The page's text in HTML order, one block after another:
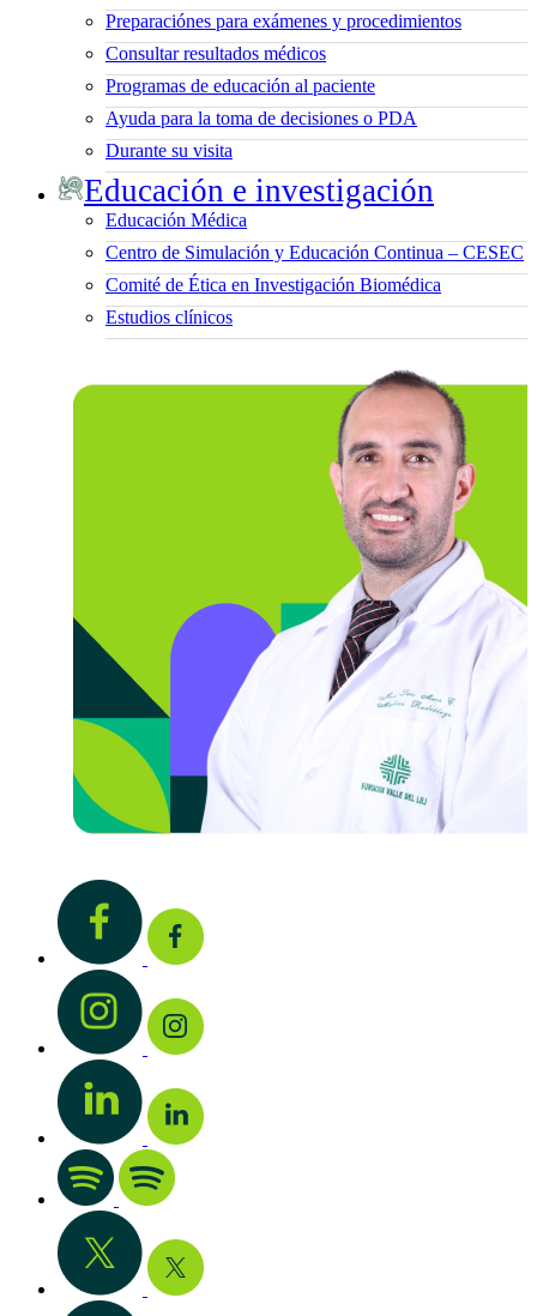
Preparaciónes para exámenes y procedimientos
Consultar resultados médicos
Programas de educación al paciente
Ayuda para la toma de decisiones o PDA
Durante su visita
Educación e investigación
Educación Médica
Centro de Simulación y Educación Continua – CESEC
Comité de Ética en Investigación Biomédica
Estudios clínicos